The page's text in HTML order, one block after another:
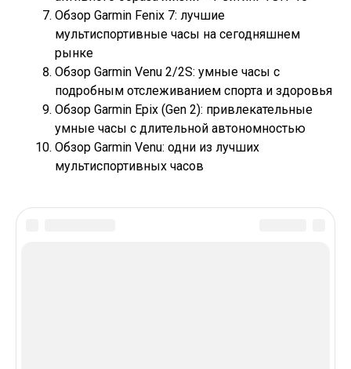
Обзор Garmin Fenix 7: лучшие
мультиспортивные часы на сегодняшнем
рынке
Обзор Garmin Venu 2/2S: умные часы с
подробным отслеживанием спорта и здоровья
Обзор Garmin Epix (Gen 2): привлекательные
умные часы с длительной автономностью
Обзор Garmin Venu: одни из лучших
мультиспортивных часов